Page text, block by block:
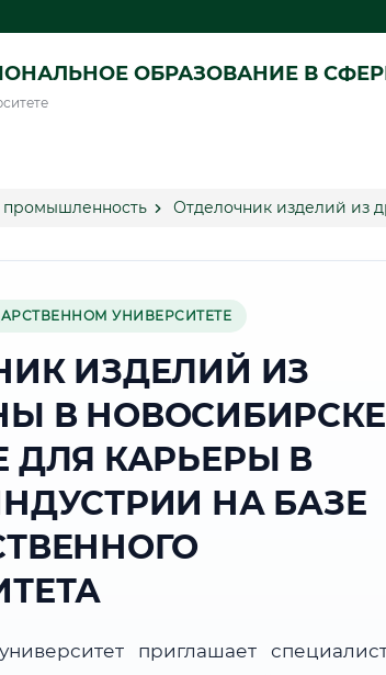
ОБРАЗОВАНИЕ В
промышленность Отделочник изделий из
УНИВЕРСИТЕТЕ
ИЗДЕЛИЙ ИЗ
В
ДЛЯ КАРЬЕРЫ В
НА БАЗЕ
приглашает